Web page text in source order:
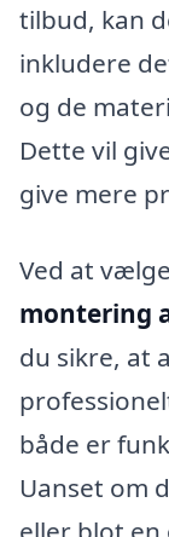
tilbud, kan
inkludere
og de
Dette vil
give mere
Ved at
montering
du sikre, at
både er
Uanset om